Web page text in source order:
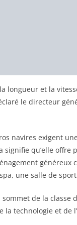
longueur et la
le directeur
navires exigent
signifie qu’elle offre
généreux
une salle de
de la classe
technologie et de